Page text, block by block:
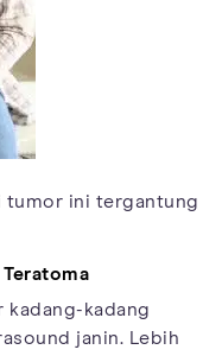
tumor ini tergantung
Teratoma
kadang-kadang
janin. Lebih